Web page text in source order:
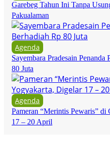
Garebeg Tahun Ini Tanpa
Pakualaman
Agenda
Sayembara Pradesain
80 Juta
Agenda
Pameran “Merintis Pewaris”
17 – 20 April